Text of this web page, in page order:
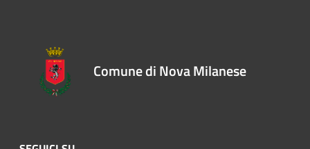
Comune di Nova Milanese